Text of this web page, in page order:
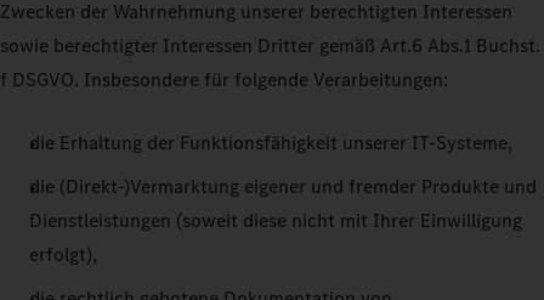
Zwecken der Wahrnehmung unserer berechtigten Interessen
sowie berechtigter Interessen Dritter gemäß Art.6 Abs.1 Buchst.
f DSGVO. Insbesondere für folgende Verarbeitungen:
die Erhaltung der Funktionsfähigkeit unserer IT-Systeme,
die (Direkt-)Vermarktung eigener und fremder Produkte und
Dienstleistungen (soweit diese nicht mit Ihrer Einwilligung
erfolgt),